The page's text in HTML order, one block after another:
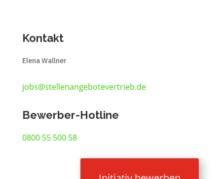
Kontakt
Elena Wallner
jobs@stellenangebotevertrieb.de
Bewerber-Hotline
0800 55 500 58